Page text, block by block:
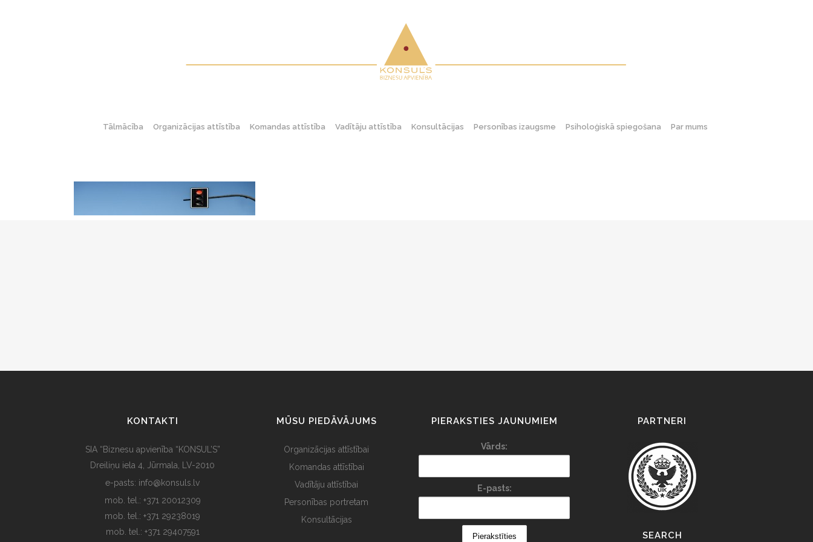
Tālmācība Organizācijas attīstība Komandas attīstība Vadītāju attīstība Konsultācijas Personības izaugsme Psiholoģiskā spiegošana Par mums
KONTAKTI
SIA “Biznesu apvienība “KONSUL’S”
Dreiliņu iela 4, Jūrmala, LV-2010
e-pasts: info@konsuls.lv
mob. tel.: +371 20012309
mob. tel.: +371 29238019
mob. tel.: +371 29407591
MŪSU PIEDĀVĀJUMS
Organizācijas attīstībai
Komandas attīstībai
Vadītāju attīstībai
Personības portretam
Konsultācijas
PIERAKSTIES JAUNUMIEM
Vārds:
E-pasts:
PARTNERI
SEARCH